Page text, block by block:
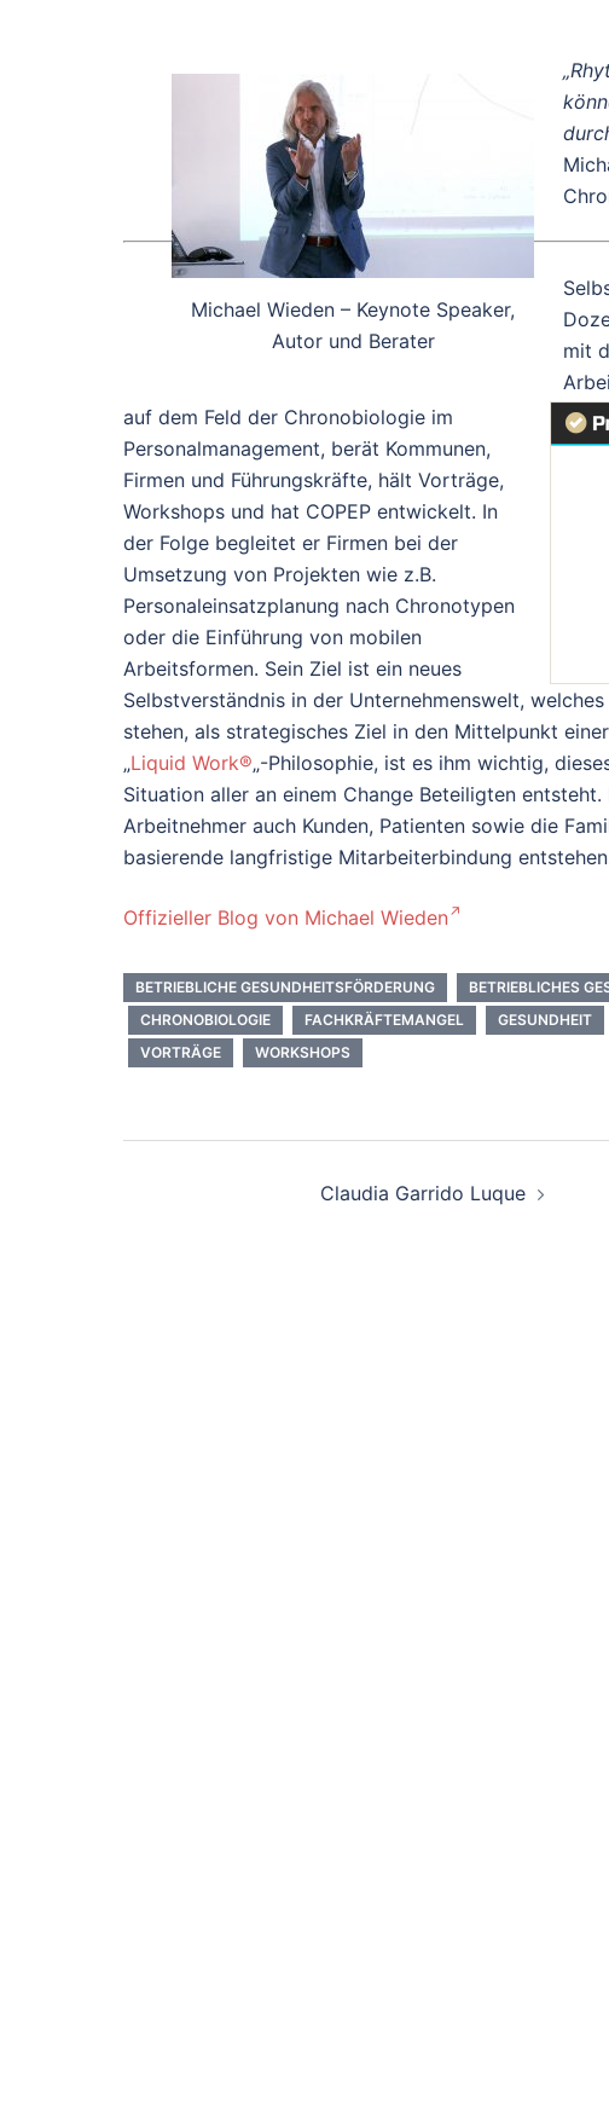
Michael Wieden – Keynote Speaker,
Autor und Berater
mit
auf dem Feld der Chronobiologie im
Personalmanagement, berät Kommunen,
Firmen und Führungskräfte, hält Vorträge,
Workshops und hat COPEP entwickelt. In
der Folge begleitet er Firmen bei der
Umsetzung von Projekten wie z.B.
Personaleinsatzplanung nach Chronotypen
oder die Einführung von mobilen
Arbeitsformen. Sein Ziel ist ein neues
Selbstverständnis in der Unternehmenswelt,
stehen, als strategisches Ziel in den Mittelpunkt
„Liquid Work®„-Philosophie, ist es ihm wichtig,
Situation aller an einem Change Beteiligten
Arbeitnehmer auch Kunden, Patienten sowie die
basierende langfristige Mitarbeiterbindung
Offizieller Blog von Michael Wieden
BETRIEBLICHE GESUNDHEITSFÖRDERUNG BETRIEBLICHES
CHRONOBIOLOGIE
FACHKRÄFTEMANGEL GESUNDHEIT
VORTRÄGE
WORKSHOPS
Claudia Garrido Luque